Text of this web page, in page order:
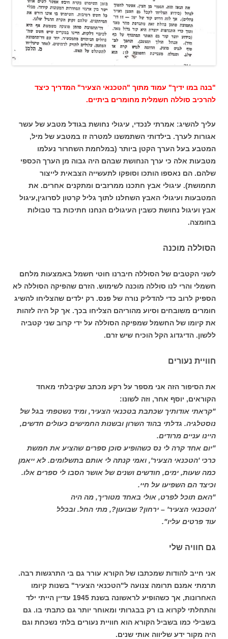
"בנה במו ידיך" עמוד מתוך "הטכנאי הצעיר" המדריך כיצד
להרכיב סוללה חשמלית מחומרים ביתיים.
עליך להשיג: אמרתי לנכדי, עיגולי נחושת בגודל מטבע של עשר
אגורות לערך. בילדותי השתמשנו למטרה זו במטבע של מיל,
המטבע בעל הערך הקטן ביותר (במלחמת השחרור נעלמו
מטבעות אלה כי ערך הנחושת שבהם היה גבוה מן הערך הכספי
שלהם. הם נאספו הותכו וסופקו לתעשייה הצבאית לייצור
תחמושת). עיגולי אבץ חתכנו ממרזבים ומתקנים אחרים. את
המטבעות ועיגולי האבץ השחלנו לתוך גליל קרטון לסרוגין,עיגול
אבץ ועיגול נחושת כשבין העיגולים הנחנו חתיכות בד טבולות
בחומצה.
הסוללה מוכנה
לשני הקטבים של הסוללה חיברנו חוטי חשמל באמצעות מלחם
חשמלי והרי לנו סוללה מוכנה לשימוש. הזרם שהפיקה הסוללה לא
הספיק לרוב כדי להדליק נורה של פנס. רק ילדים שהצליחו להשיג
חומרים משובחים וסיוע מהוריהם הצליחו בכך. אך קל היה לזהות
את קיומו של החשמל שמפיקה הסוללה על ידי קרוב שני קטביה
ללשון. הדיגדוג הקל הוכיח שיש זרם.
חוויית נעורים
את הסיפור הזה אני מספר על רקע מכתב שקיבלתי מאחד
הקוראים, יוסף אחר, וזה לשונו:
"קראתי אודותיך שכתבת בטכנאי הצעיר, ומיד נשטפתי בגל של
נוסטלגיה. גדלתי בהוד השרון ובשנות החמישים כעולים חדשים,
היינו עניים מרודים.
"יום אחד קרה לי נס כשהופיע סוכן ספרים שהציע את חמשת
כרכי 'הטכנאי הצעיר', ואמי קנתה לי אותם בתשלומים. לא ייאמן
כמה שעות, ימים, חודשים ושנים של אושר הסבו לי ספרים אלו.
וכיצד הם השפיעו על חיי.
"האם תוכל לפרט, אולי באחד מטוריך, מה היה
'הטכנאי הצעיר' – ירחון? שבועון?, מתי החל. ובכלל
עוד פרטים עליו".
גם חוויה שלי
אני חייב להודות שמכתבו של הקורא עורר גם בי התרגשות רבה.
תרמתי אמנם תרומה צנועה ל"הטכנאי הצעיר" בשנות קיומו
האחרונות, אך כשהופיע לראשונה בשנת 1945 עדיין הייתי ילד
והתחלתי לקרוא בו רק בבגרותי ומאוחר יותר גם כתבתי בו. גם
בשבילי כמו בשביל הקורא הוא חוויית נעורים בלתי נשכחת וגם
היה מקור ידע שליווה אותי שנים.